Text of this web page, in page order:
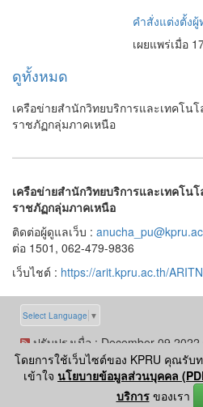
คำสั่งแต่งตั้ง
เผยแพร่เมื่อ
ดูทั้งหมด
โดยการใช้เว็บไซต์ของ KPRU คุณรั
เข้าใจ นโยบายข้อมูลส่วนบุคคล
บริการของเรา
เครือข่ายสำนักวิทยบริการและเทคโน
ราชภัฏกลุ่มภาคเหนือ
เครือข่ายสำนักวิทยบริการและเทคโน
ราชภัฏกลุ่มภาคเหนือ
ติดต่อผู้ดูแลเว็บ :
ต่อ 1501, 062-479-9836
เว็บไชต์ : https://arit.kpru.ac.th/
Select Language ▼
ปรับปรุงเมื่อ : December 09 2022
©ลิขสิทธิ์เลขที่ ว1.008779|
12,889